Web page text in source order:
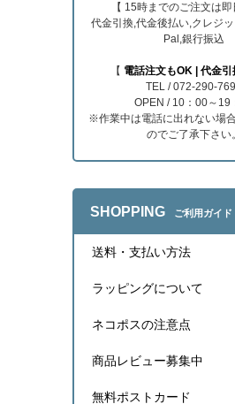
【 15時までのご注文は即
代金引換,代金後払い,クレジ
Pal,銀行振込
【 電話注文もOK | 代金引
TEL / 072-290-
OPEN / 10：00～19
※作業中は電話に出れない場
のでご了承下さい。
SHOPPING ご利用ガイド
送料・支払い方法
ラッピングについて
ネコポスの注意点
商品レビュー募集中
無料ポストカード